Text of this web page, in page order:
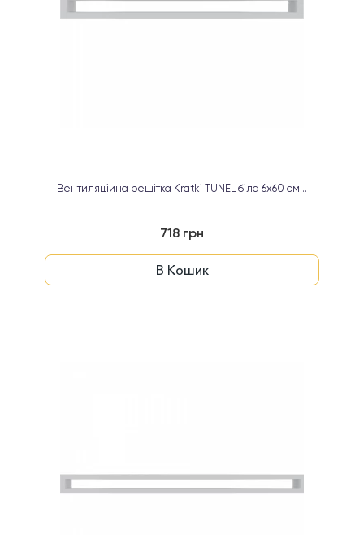
Вентиляційна решітка Kratki TUNEL біла 6х60 см...
718 грн
В Кошик